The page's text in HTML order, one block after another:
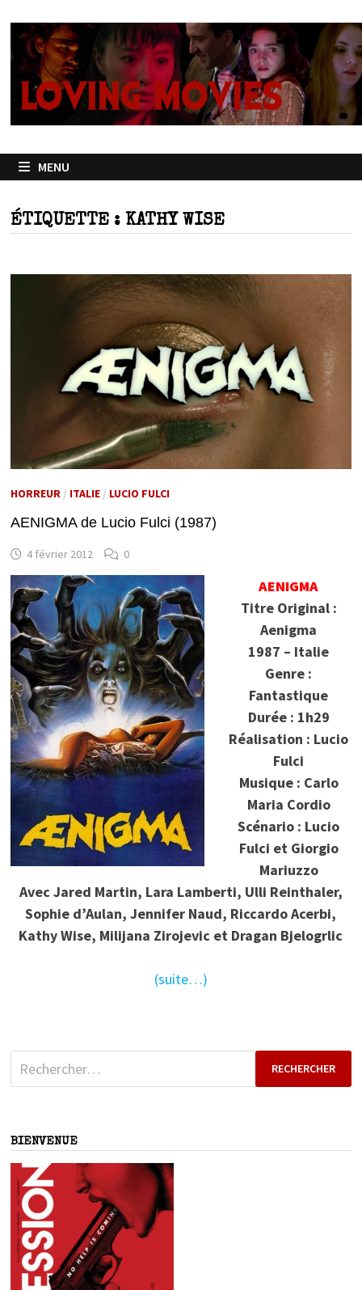
contenu
MENU
ÉTIQUETTE : KATHY WISE
HORREUR/ ITALIE/ LUCIO FULCI
AENIGMA de Lucio Fulci (1987)
4 février 2012 0
AENIGMA
Titre Original :
Aenigma
1987 – Italie
Genre :
Fantastique
Durée : 1h29
Réalisation : Lucio
Fulci
Musique : Carlo
Maria Cordio
Scénario : Lucio
Fulci et Giorgio
Mariuzzo
Avec Jared Martin, Lara Lamberti, Ulli Reinthaler,
Sophie d’Aulan, Jennifer Naud, Riccardo Acerbi,
Kathy Wise, Milijana Zirojevic et Dragan Bjelogrlic
(suite…)
Rechercher :
BIENVENUE